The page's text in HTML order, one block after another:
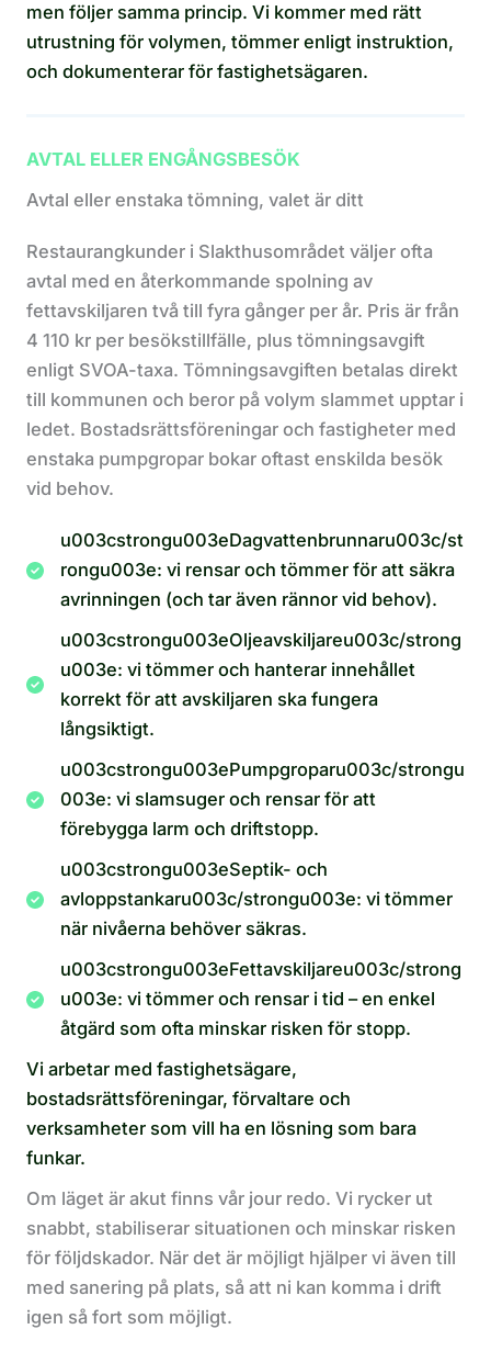
men följer samma princip. Vi kommer med rätt
utrustning för volymen, tömmer enligt instruktion,
och dokumenterar för fastighetsägaren.
AVTAL ELLER ENGÅNGSBESÖK
Avtal eller enstaka tömning, valet är ditt
Restaurangkunder i Slakthusområdet väljer ofta
avtal med en återkommande spolning av
fettavskiljaren två till fyra gånger per år. Pris är från
4 110 kr per besökstillfälle, plus tömningsavgift
enligt SVOA-taxa. Tömningsavgiften betalas direkt
till kommunen och beror på volym slammet upptar i
ledet. Bostadsrättsföreningar och fastigheter med
enstaka pumpgropar bokar oftast enskilda besök
vid behov.
u003cstrongu003eDagvattenbrunnaru003c/st
rongu003e: vi rensar och tömmer för att säkra
avrinningen (och tar även rännor vid behov).
u003cstrongu003eOljeavskiljareu003c/strong
u003e: vi tömmer och hanterar innehållet
korrekt för att avskiljaren ska fungera
långsiktigt.
u003cstrongu003ePumpgroparu003c/strongu
003e: vi slamsuger och rensar för att
förebygga larm och driftstopp.
u003cstrongu003eSeptik- och
avloppstankaru003c/strongu003e: vi tömmer
när nivåerna behöver säkras.
u003cstrongu003eFettavskiljareu003c/strong
u003e: vi tömmer och rensar i tid – en enkel
åtgärd som ofta minskar risken för stopp.
Vi arbetar med fastighetsägare,
bostadsrättsföreningar, förvaltare och
verksamheter som vill ha en lösning som bara
funkar.
Om läget är akut finns vår jour redo. Vi rycker ut
snabbt, stabiliserar situationen och minskar risken
för följdskador. När det är möjligt hjälper vi även till
med sanering på plats, så att ni kan komma i drift
igen så fort som möjligt.